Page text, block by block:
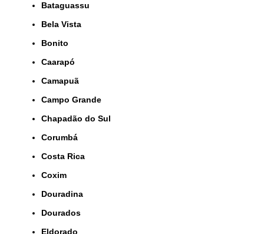
Bataguassu
Bela Vista
Bonito
Caarapó
Camapuã
Campo Grande
Chapadão do Sul
Corumbá
Costa Rica
Coxim
Douradina
Dourados
Eldorado